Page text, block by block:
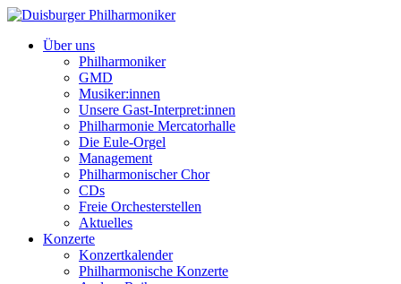
Über uns
Philharmoniker
GMD
Musiker:innen
Unsere Gast-Interpret:innen
Philharmonie Mercatorhalle
Die Eule-Orgel
Management
Philharmonischer Chor
CDs
Freie Orchesterstellen
Aktuelles
Konzerte
Konzertkalender
Philharmonische Konzerte